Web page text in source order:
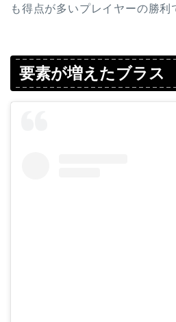
も得点が多いプレイヤーの勝利
要素が増えたブラス